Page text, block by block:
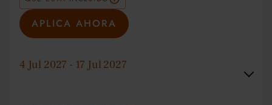
APLICA AHORA
4 Jul 2027 - 17 Jul 2027